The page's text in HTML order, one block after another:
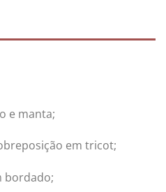
e manta;
em tricot;
bordado;